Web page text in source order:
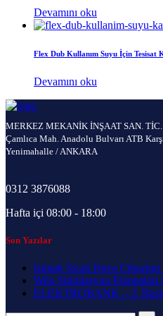
Devamını oku
Flex Dub Kullanım Suyu İçin Tesisat
Devamını oku
MERKEZ MEKANİK İNŞAAT SAN.
Çamlıca Mah. Anadolu Bulvarı ATB
Yenimahalle / ANKARA
0312 3876088
Hafta içi 08:00 - 18:00
Son Yazılar
Isımak Sıcak Hava
Wilo Sirkülasyon
ELEKTROBANK – 2.